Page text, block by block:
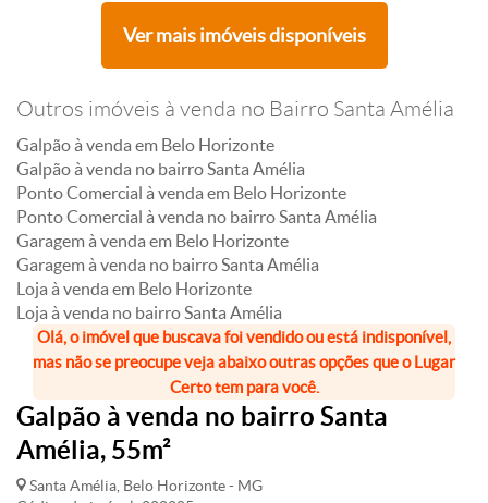
Ver mais imóveis disponíveis
Outros imóveis à venda no Bairro Santa Amélia
Galpão à venda em Belo Horizonte
Galpão à venda no bairro Santa Amélia
Ponto Comercial à venda em Belo Horizonte
Ponto Comercial à venda no bairro Santa Amélia
Garagem à venda em Belo Horizonte
Garagem à venda no bairro Santa Amélia
Loja à venda em Belo Horizonte
Loja à venda no bairro Santa Amélia
Olá, o imóvel que buscava foi vendido ou está indisponível,
mas não se preocupe veja abaixo outras opções que o Lugar
Certo tem para você.
Galpão à venda no bairro Santa
Amélia, 55m²
Santa Amélia, Belo Horizonte - MG